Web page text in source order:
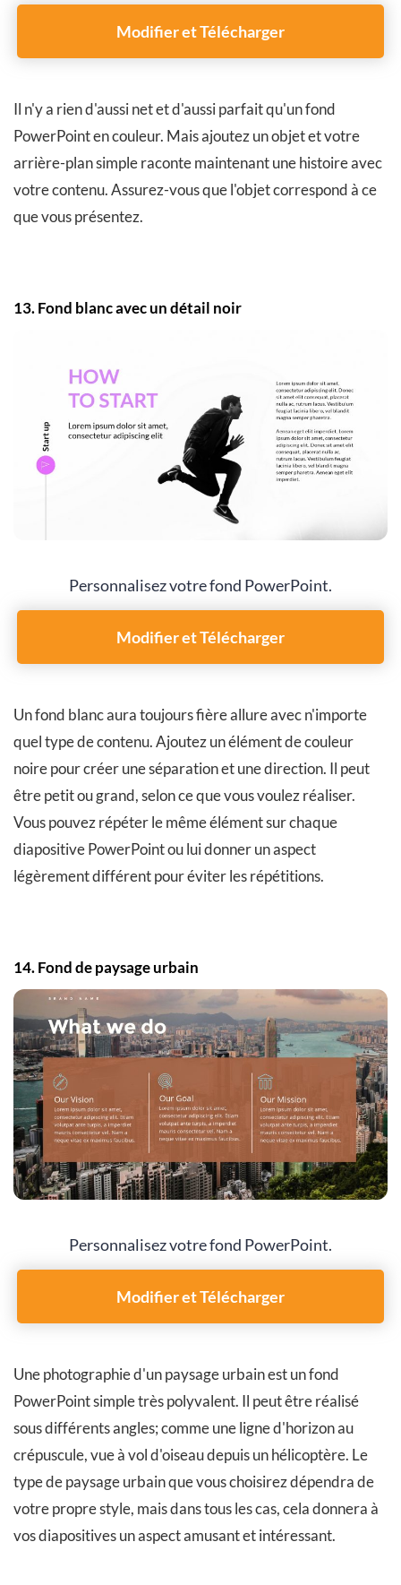
Modifier et Télécharger
Il n'y a rien d'aussi net et d'aussi parfait qu'un fond
PowerPoint en couleur. Mais ajoutez un objet et votre
arrière-plan simple raconte maintenant une histoire avec
votre contenu. Assurez-vous que l'objet correspond à ce
que vous présentez.
13. Fond blanc avec un détail noir
Personnalisez votre fond PowerPoint.
Modifier et Télécharger
Un fond blanc aura toujours fière allure avec n'importe
quel type de contenu. Ajoutez un élément de couleur
noire pour créer une séparation et une direction. Il peut
être petit ou grand, selon ce que vous voulez réaliser.
Vous pouvez répéter le même élément sur chaque
diapositive PowerPoint ou lui donner un aspect
légèrement différent pour éviter les répétitions.
14. Fond de paysage urbain
Personnalisez votre fond PowerPoint.
Modifier et Télécharger
Une photographie d'un paysage urbain est un fond
PowerPoint simple très polyvalent. Il peut être réalisé
sous différents angles; comme une ligne d'horizon au
crépuscule, vue à vol d'oiseau depuis un hélicoptère. Le
type de paysage urbain que vous choisirez dépendra de
votre propre style, mais dans tous les cas, cela donnera à
vos diapositives un aspect amusant et intéressant.